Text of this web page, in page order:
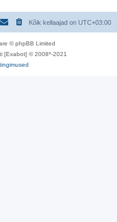
Kõik kellaajad on UTC+03:00
© phpBB Limited
[Exabot] © 2008*-2021